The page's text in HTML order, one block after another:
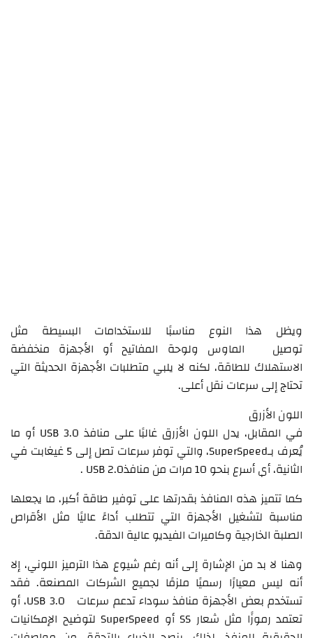
ويظل هذا النوع مناسبًا للاستخدامات البسيطة مثل
توصيل الماوس ولوحة المفاتيح أو الأجهزة منخفضة
الاستهلاك للطاقة، لكنه لا يلبي متطلبات الأجهزة الحديثة التي
تحتاج إلى سرعات نقل أعلى.
اللون الأزرق
في المقابل، يدل اللون الأزرق غالبًا على منافذ USB 3.0 أو ما
يُعرف بـSuperSpeed، والتي توفر سرعات تصل إلى 5 غيغابت في
الثانية، أي أسرع بنحو 10 مرات من منافذUSB 2.0 .
كما تتميز هذه المنافذ بقدرتها على توفير طاقة أكبر، ما يجعلها
مناسبة لتشغيل الأجهزة التي تتطلب أداءً عاليًا مثل الأقراص
الصلبة الخارجية وكاميرات الفيديو عالية الدقة.
وهنا لا بد من الإشارة إلى أنه رغم شيوع هذا الترميز اللوني، إلا
أنه ليس معيارًا رسميًا ملزمًا لجميع الشركات المصنعة. فقد
تستخدم بعض الأجهزة منافذ سوداء تدعم سرعات USB 3.0، أو
تعتمد رموزًا مثل شعار SS أو SuperSpeed لتوضيح الإمكانيات